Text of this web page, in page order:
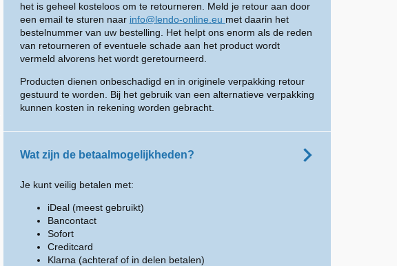
het is geheel kosteloos om te retourneren. Meld je retour aan door
een email te sturen naar info@lendo-online.eu met daarin het
bestelnummer van uw bestelling. Het helpt ons enorm als de reden
van retourneren of eventuele schade aan het product wordt
vermeld alvorens het wordt geretourneerd.
Producten dienen onbeschadigd en in originele verpakking retour
gestuurd te worden. Bij het gebruik van een alternatieve verpakking
kunnen kosten in rekening worden gebracht.
Wat zijn de betaalmogelijkheden?
Je kunt veilig betalen met:
iDeal (meest gebruikt)
Bancontact
Sofort
Creditcard
Klarna (achteraf of in delen betalen)